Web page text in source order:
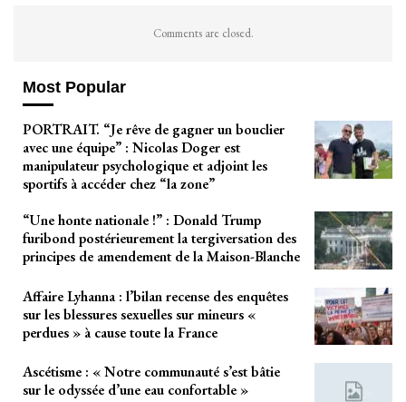
Comments are closed.
Most Popular
PORTRAIT. “Je rêve de gagner un bouclier
avec une équipe” : Nicolas Doger est
manipulateur psychologique et adjoint les
sportifs à accéder chez “la zone”
“Une honte nationale !” : Donald Trump
furibond postérieurement la tergiversation des
principes de amendement de la Maison-Blanche
Affaire Lyhanna : l’bilan recense des enquêtes
sur les blessures sexuelles sur mineurs «
perdues » à cause toute la France
Ascétisme : « Notre communauté s’est bâtie
sur le odyssée d’une eau confortable »